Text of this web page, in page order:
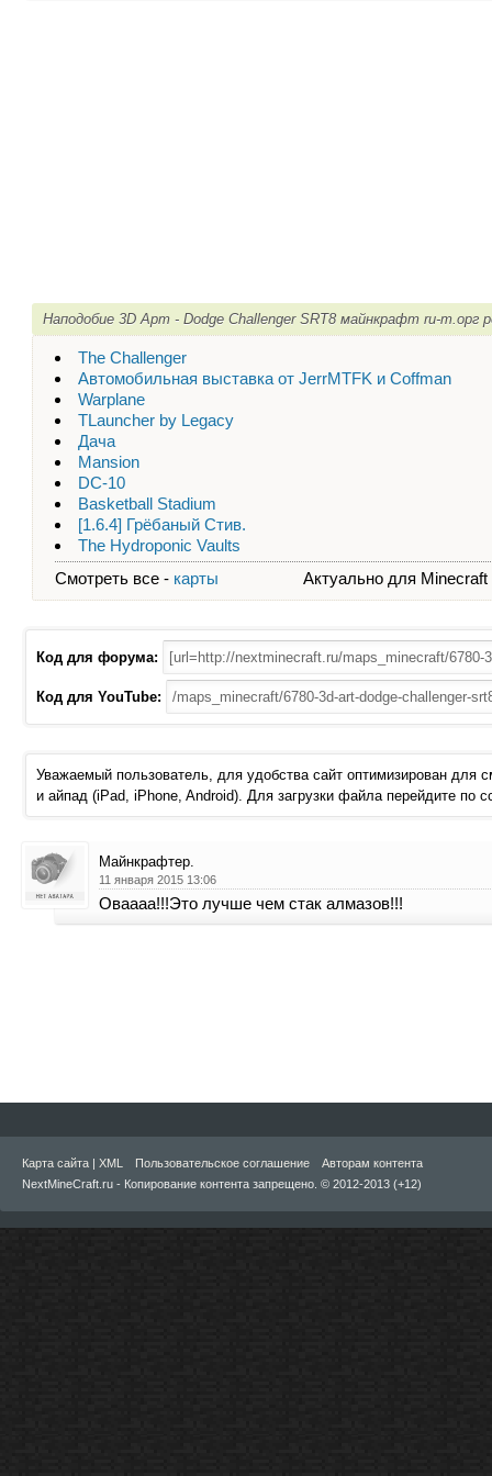
Наподобие 3D Арт - Dodge Challenger SRT8 майнкрафт ru-m.орг
The Challenger
Автомобильная выставка от JerrMTFK и Coffman
Warplane
TLauncher by Legacy
Дача
Mansion
DC-10
Basketball Stadium
[1.6.4] Грёбаный Стив.
The Hydroponic Vaults
Смотреть все - карты Актуально для
Код для форума:
Код для YouTube:
Уважаемый пользователь, для удобства сайт оптимизирован для
и айпад (iPad, iPhone, Android). Для загрузки файла перейдите по
Майнкрафтер.
11 января 2015 13:06
Оваааа!!!Это лучше чем стак алмазов!!!
Карта сайта | XML Пользовательское соглашение
Авторам контента
NextMineCraft.ru - Копирование контента запрещено. © 2012-2013 (+12)